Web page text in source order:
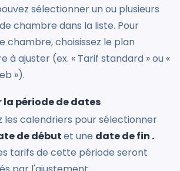
sélectionner un ou plusieurs
chambre dans la liste. Pour
chambre, choisissez le plan
à ajuster (ex. « Tarif standard » ou «
»).
la période de dates
les calendriers pour sélectionner
de débutet une date de fin .
tarifs de cette période seront